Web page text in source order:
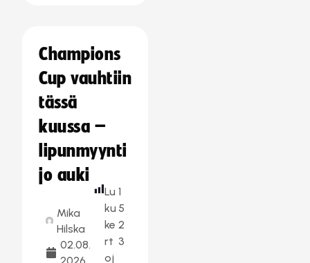
Champions
Cup vauhtiin
tässä
kuussa –
lipunmyynti
jo auki
Mika
Hilska
02.08.
Lu
ku
ke
rt
oj
1
5
2
3